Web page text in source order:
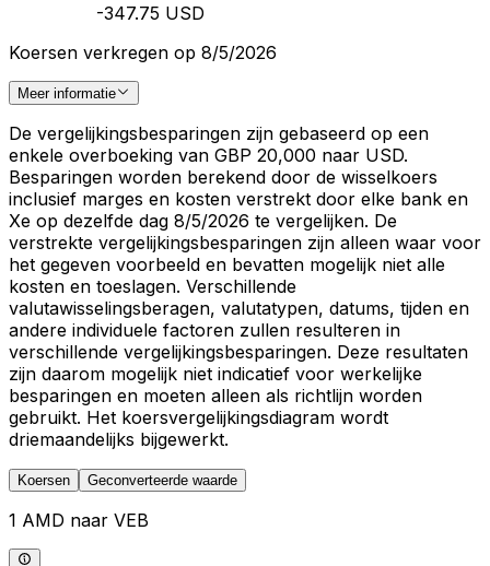
-347.75 USD
Koersen verkregen op 8/5/2026
Meer informatie
De vergelijkingsbesparingen zijn gebaseerd op een
enkele overboeking van GBP 20,000 naar USD.
Besparingen worden berekend door de wisselkoers
inclusief marges en kosten verstrekt door elke bank en
Xe op dezelfde dag 8/5/2026 te vergelijken. De
verstrekte vergelijkingsbesparingen zijn alleen waar voor
het gegeven voorbeeld en bevatten mogelijk niet alle
kosten en toeslagen. Verschillende
valutawisselingsberagen, valutatypen, datums, tijden en
andere individuele factoren zullen resulteren in
verschillende vergelijkingsbesparingen. Deze resultaten
zijn daarom mogelijk niet indicatief voor werkelijke
besparingen en moeten alleen als richtlijn worden
gebruikt. Het koersvergelijkingsdiagram wordt
driemaandelijks bijgewerkt.
Koersen Geconverteerde waarde
1 AMD naar VEB